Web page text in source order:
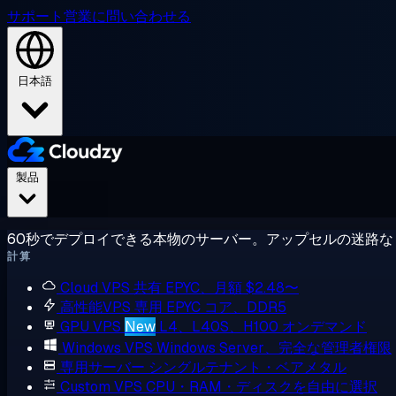
サポート営業に問い合わせる
日本語
60秒でデプロイできる本物のサーバー。アップセルの迷路
計算
Cloud VPS 共有 EPYC、月額 $2.48〜
高性能VPS 専用 EPYC コア、DDR5
GPU VPS New L4、L40S、H100 オンデマンド
Windows VPS Windows Server、完全な管理者権限
専用サーバー シングルテナント・ベアメタル
Custom VPS CPU・RAM・ディスクを自由に選択